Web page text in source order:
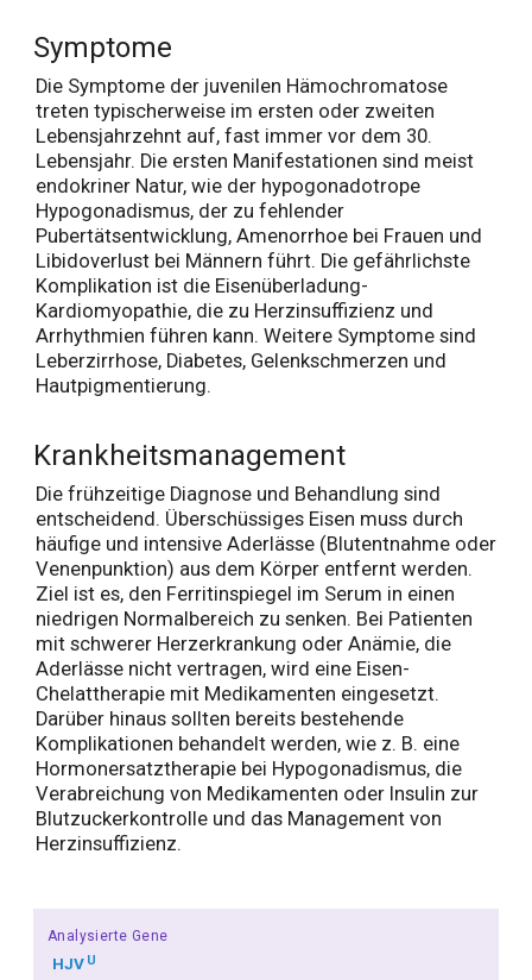
Symptome
Die Symptome der juvenilen Hämochromatose
treten typischerweise im ersten oder zweiten
Lebensjahrzehnt auf, fast immer vor dem 30.
Lebensjahr. Die ersten Manifestationen sind meist
endokriner Natur, wie der hypogonadotrope
Hypogonadismus, der zu fehlender
Pubertätsentwicklung, Amenorrhoe bei Frauen und
Libidoverlust bei Männern führt. Die gefährlichste
Komplikation ist die Eisenüberladung-
Kardiomyopathie, die zu Herzinsuffizienz und
Arrhythmien führen kann. Weitere Symptome sind
Leberzirrhose, Diabetes, Gelenkschmerzen und
Hautpigmentierung.
Krankheitsmanagement
Die frühzeitige Diagnose und Behandlung sind
entscheidend. Überschüssiges Eisen muss durch
häufige und intensive Aderlässe (Blutentnahme oder
Venenpunktion) aus dem Körper entfernt werden.
Ziel ist es, den Ferritinspiegel im Serum in einen
niedrigen Normalbereich zu senken. Bei Patienten
mit schwerer Herzerkrankung oder Anämie, die
Aderlässe nicht vertragen, wird eine Eisen-
Chelattherapie mit Medikamenten eingesetzt.
Darüber hinaus sollten bereits bestehende
Komplikationen behandelt werden, wie z. B. eine
Hormonersatztherapie bei Hypogonadismus, die
Verabreichung von Medikamenten oder Insulin zur
Blutzuckerkontrolle und das Management von
Herzinsuffizienz.
Analysierte Gene
HJV U